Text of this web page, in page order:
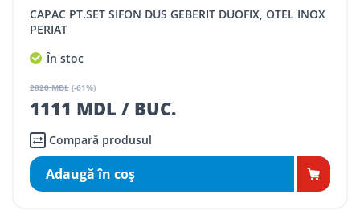
CAPAC PT.SET SIFON DUS GEBERIT DUOFIX, OTEL INOX
PERIAT
În stoc
2820 MDL (-61%)
1111 MDL / BUC.
Compară produsul
Adaugă în coş